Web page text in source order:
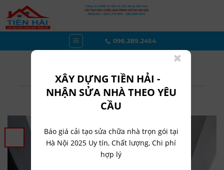
qua
nội
096.389.2454
Sửa chữa điện nước
XÂY DỰNG TIỀN HẢI -
NHẬN SỬA NHÀ THEO YÊU
CẦU
Báo giá cải tạo sửa chữa nhà trọn gói tại
Hà Nội 2025 Uy tín, Chất lượng, Chi phí
hợp lý